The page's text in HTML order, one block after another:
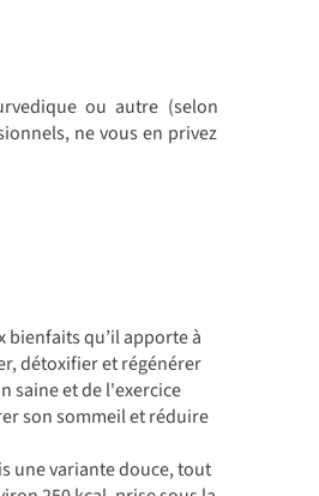
ou autre (selon
ne vous en privez
bienfaits qu’il apporte à
détoxifier et régénérer
saine et de l'exercice
son sommeil et réduire
une variante douce, tout